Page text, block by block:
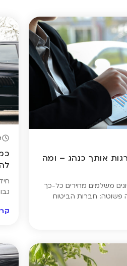
אותך כנהג – ומה
משלמים מחירים כל-כך
פשוטה: חברות הביטוח
תביעות, סוג
2